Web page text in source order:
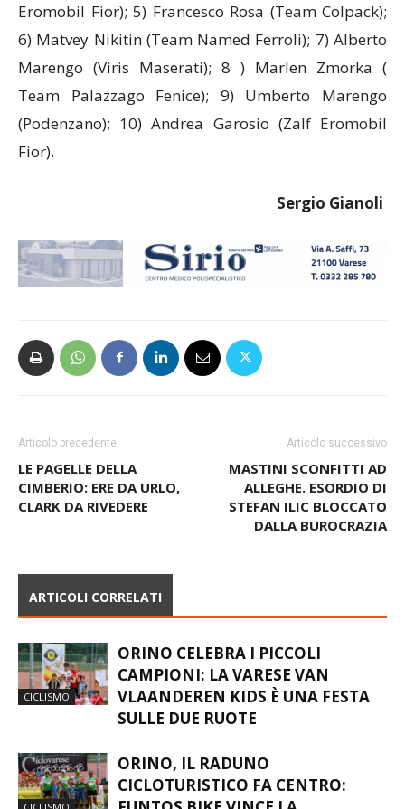
Eromobil Fior); 5) Francesco Rosa (Team Colpack);
6) Matvey Nikitin (Team Named Ferroli); 7) Alberto
Marengo (Viris Maserati); 8 ) Marlen Zmorka (
Team Palazzago Fenice); 9) Umberto Marengo
(Podenzano); 10) Andrea Garosio (Zalf Eromobil
Fior).
Sergio Gianoli
Articolo precedente
LE PAGELLE DELLA
CIMBERIO: ERE DA URLO,
CLARK DA RIVEDERE
Articolo successivo
MASTINI SCONFITTI AD
ALLEGHE. ESORDIO DI
STEFAN ILIC BLOCCATO
DALLA BUROCRAZIA
ARTICOLI CORRELATI
CICLISMO
ORINO CELEBRA I PICCOLI
CAMPIONI: LA VARESE VAN
VLAANDEREN KIDS È UNA FESTA
SULLE DUE RUOTE
ORINO, IL RADUNO
CICLOTURISTICO FA CENTRO: